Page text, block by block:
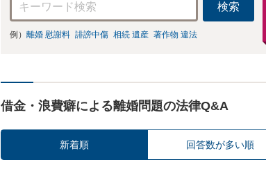
検索
例） 離婚 慰謝料 誹謗中傷 相続 遺産 著作物 違法
借金・浪費癖による離婚問題の法律Q&A
新着順 回答数が多い順